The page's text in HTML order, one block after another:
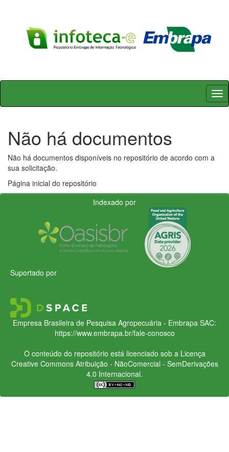
Skip
Não há documentos
Não há documentos disponíveis no repositório de acordo com a
sua solicitação.
Página inicial do repositório
Indexado por
Suportado por
Empresa Brasileira de Pesquisa Agropecuária - Embrapa SAC:
https://www.embrapa.br/fale-conosco
O conteúdo do repositório está licenciado sob a Licença
Creative CommonsAtribuição - NãoComercial - SemDerivações
4.0 Internacional.